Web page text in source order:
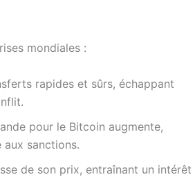
mondiales :
rapides et sûrs, échappant
pour le Bitcoin augmente,
sanctions.
de son prix, entraînant un intérêt